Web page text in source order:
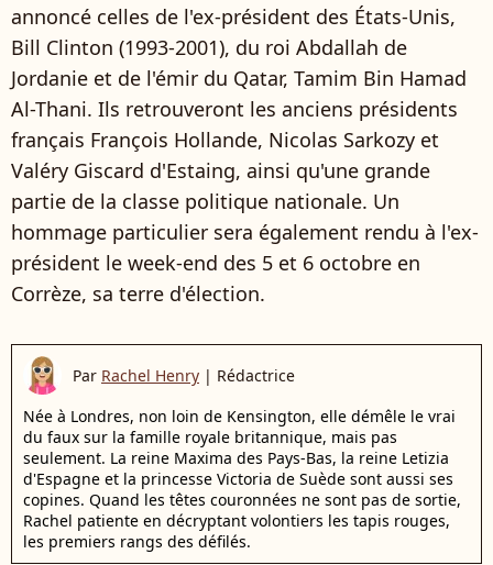
annoncé celles de l'ex-président des États-Unis,
Bill Clinton (1993-2001), du roi Abdallah de
Jordanie et de l'émir du Qatar, Tamim Bin Hamad
Al-Thani. Ils retrouveront les anciens présidents
français François Hollande, Nicolas Sarkozy et
Valéry Giscard d'Estaing, ainsi qu'une grande
partie de la classe politique nationale. Un
hommage particulier sera également rendu à l'ex-
président le week-end des 5 et 6 octobre en
Corrèze, sa terre d'élection.
Par Rachel Henry | Rédactrice
Née à Londres, non loin de Kensington, elle démêle le vrai
du faux sur la famille royale britannique, mais pas
seulement. La reine Maxima des Pays-Bas, la reine Letizia
d'Espagne et la princesse Victoria de Suède sont aussi ses
copines. Quand les têtes couronnées ne sont pas de sortie,
Rachel patiente en décryptant volontiers les tapis rouges,
les premiers rangs des défilés.